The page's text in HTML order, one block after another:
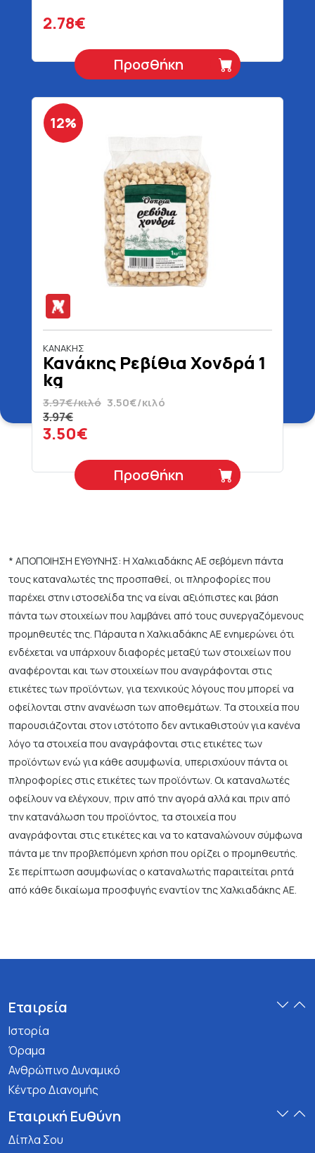
2.78€
Προσθήκη
12%
ΚΑΝΑΚΗΣ
Κανάκης Ρεβίθια Χονδρά 1
kg
3.97€/κιλό 3.50€/κιλό
3.97€
3.50€
Προσθήκη
* ΑΠΟΠΟΙΗΣΗ ΕΥΘΥΝΗΣ: Η Χαλκιαδάκης ΑΕ σεβόμενη πάντα
τους καταναλωτές της προσπαθεί, οι πληροφορίες που
παρέχει στην ιστοσελίδα της να είναι αξιόπιστες και βάση
πάντα των στοιχείων που λαμβάνει από τους συνεργαζόμενους
προμηθευτές της. Πάραυτα η Χαλκιαδάκης ΑΕ ενημερώνει ότι
ενδέχεται να υπάρχουν διαφορές μεταξύ των στοιχείων που
αναφέρονται και των στοιχείων που αναγράφονται στις
ετικέτες των προϊόντων, για τεχνικούς λόγους που μπορεί να
οφείλονται στην ανανέωση των αποθεμάτων. Τα στοιχεία που
παρουσιάζονται στον ιστότοπο δεν αντικαθιστούν για κανένα
λόγο τα στοιχεία που αναγράφονται στις ετικέτες των
προϊόντων ενώ για κάθε ασυμφωνία, υπερισχύουν πάντα οι
πληροφορίες στις ετικέτες των προϊόντων. Οι καταναλωτές
οφείλουν να ελέγχουν, πριν από την αγορά αλλά και πριν από
την κατανάλωση του προϊόντος, τα στοιχεία που
αναγράφονται στις ετικέτες και να το καταναλώνουν σύμφωνα
πάντα με την προβλεπόμενη χρήση που ορίζει ο προμηθευτής.
Σε περίπτωση ασυμφωνίας ο καταναλωτής παραιτείται ρητά
από κάθε δικαίωμα προσφυγής εναντίον της Χαλκιαδάκης ΑΕ.
Εταιρεία
Ιστορία
Όραμα
Ανθρώπινο Δυναμικό
Κέντρο Διανομής
Εταιρική Ευθύνη
Δίπλα Σου